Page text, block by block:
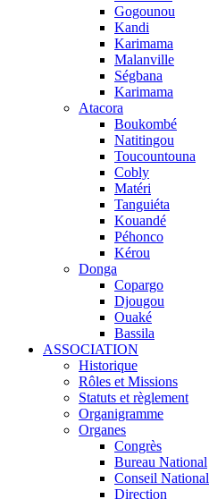
Gogounou
Kandi
Karimama
Malanville
Ségbana
Karimama
Atacora
Boukombé
Natitingou
Toucountouna
Cobly
Matéri
Tanguiéta
Kouandé
Péhonco
Kérou
Donga
Copargo
Djougou
Ouaké
Bassila
ASSOCIATION
Historique
Rôles et Missions
Statuts et règlement
Organigramme
Organes
Congrès
Bureau National
Conseil National
Direction